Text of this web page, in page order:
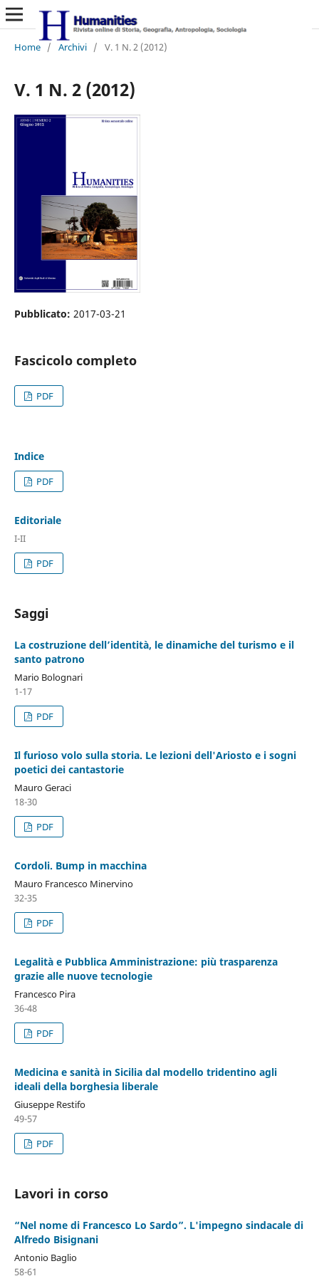
Home / Archivi / V. 1 N. 2 (2012)
V. 1 N. 2 (2012)
Pubblicato: 2017-03-21
Fascicolo completo
PDF
Indice
PDF
Editoriale
I-II
PDF
Saggi
La costruzione dell’identità, le dinamiche del turismo e il
santo patrono
Mario Bolognari
1-17
PDF
Il furioso volo sulla storia. Le lezioni dell'Ariosto e i sogni
poetici dei cantastorie
Mauro Geraci
18-30
PDF
Cordoli. Bump in macchina
Mauro Francesco Minervino
32-35
PDF
Legalità e Pubblica Amministrazione: più trasparenza
grazie alle nuove tecnologie
Francesco Pira
36-48
PDF
Medicina e sanità in Sicilia dal modello tridentino agli
ideali della borghesia liberale
Giuseppe Restifo
49-57
PDF
Lavori in corso
“Nel nome di Francesco Lo Sardo”. L'impegno sindacale di
Alfredo Bisignani
Antonio Baglio
58-61